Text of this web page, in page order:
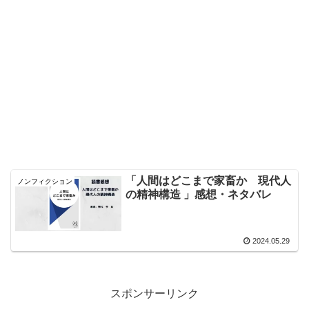
ノンフィクション
「人間はどこまで家畜か 現代人
の精神構造 」感想・ネタバレ
2024.05.29
スポンサーリンク